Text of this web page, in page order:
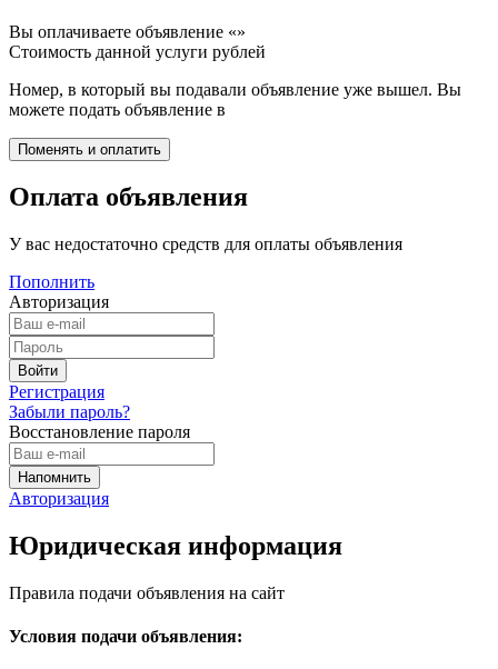
Вы оплачиваете объявление «»
Стоимость данной услуги рублей
Номер, в который вы подавали объявление уже вышел. Вы
можете подать объявление в
Оплата объявления
У вас недостаточно средств для оплаты объявления
Пополнить
Авторизация
Регистрация
Забыли пароль?
Восстановление пароля
Авторизация
Юридическая информация
Правила подачи объявления на сайт
Условия подачи объявления: